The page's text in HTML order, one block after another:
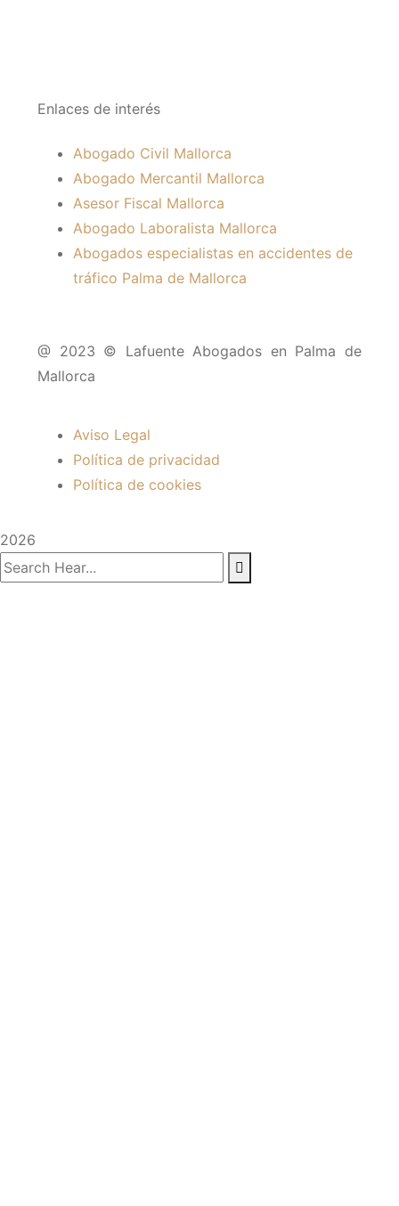
Enlaces de interés
Abogado Civil Mallorca
Abogado Mercantil Mallorca
Asesor Fiscal Mallorca
Abogado Laboralista Mallorca
Abogados especialistas en accidentes de
tráfico Palma de Mallorca
@ 2023 © Lafuente Abogados en Palma de
Mallorca
Aviso Legal
Política de privacidad
Política de cookies
2026